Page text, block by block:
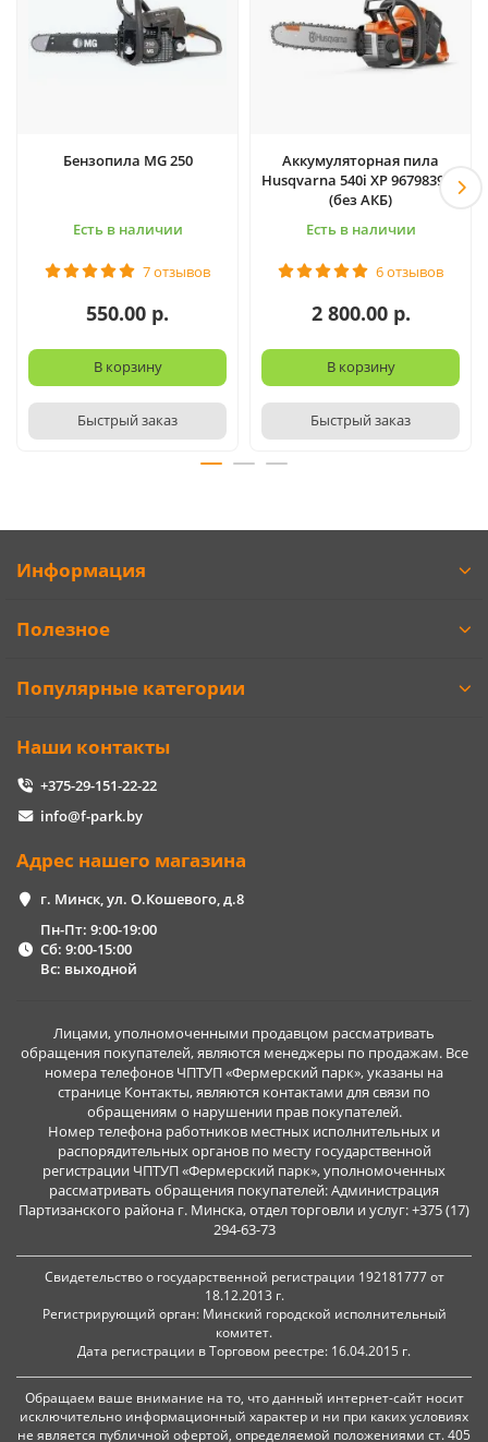
Бензопила MG 250
Есть в наличии
7 отзывов
550.00 р.
В корзину
Быстрый заказ
Аккумуляторная пила
Husqvarna 540i XP 967983916
(без АКБ)
Есть в наличии
6 отзывов
2 800.00 р.
В корзину
Быстрый заказ
Информация
Полезное
Популярные категории
Наши контакты
+375-29-151-22-22
info@f-park.by
Адрес нашего магазина
г. Минск, ул. О.Кошевого, д.8
Пн-Пт: 9:00-19:00
Сб: 9:00-15:00
Вс: выходной
Лицами, уполномоченными продавцом рассматривать
обращения покупателей, являются менеджеры по продажам. Все
номера телефонов ЧПТУП «Фермерский парк», указаны на
странице Контакты, являются контактами для связи по
обращениям о нарушении прав покупателей.
Номер телефона работников местных исполнительных и
распорядительных органов по месту государственной
регистрации ЧПТУП «Фермерский парк», уполномоченных
рассматривать обращения покупателей: Администрация
Партизанского района г. Минска, отдел торговли и услуг: +375 (17)
294-63-73
Свидетельство о государственной регистрации 192181777 от
18.12.2013 г.
Регистрирующий орган: Минский городской исполнительный
комитет.
Дата регистрации в Торговом реестре: 16.04.2015 г.
Обращаем ваше внимание на то, что данный интернет-сайт носит
исключительно информационный характер и ни при каких условиях
не является публичной офертой, определяемой положениями ст. 405